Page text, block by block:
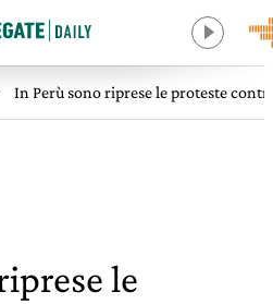
In Perù sono riprese le proteste
le